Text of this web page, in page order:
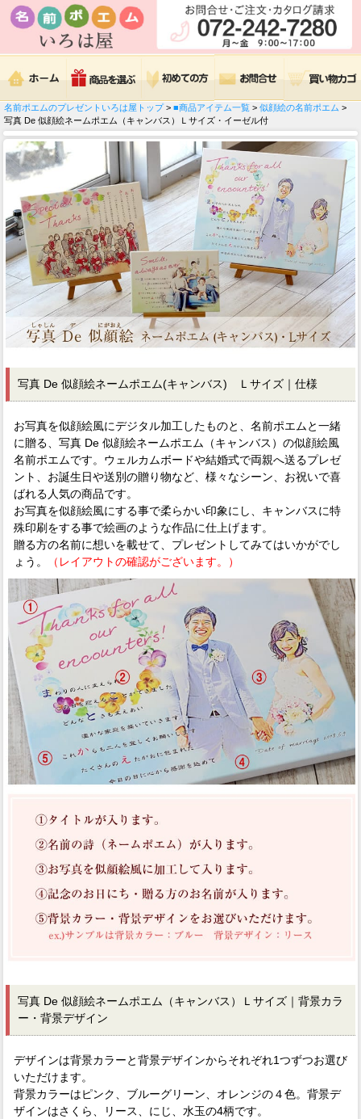
名前ポエムのプレゼントいろは屋トップ> ■商品アイテム一覧 > 似顔絵の名前ポエム >
写真 De 似顔絵ネームポエム（キャンバス）Ｌサイズ・イーゼル付
写真 De 似顔絵ネームポエム(キャンバス) Ｌサイズ｜仕様
お写真を似顔絵風にデジタル加工したものと、名前ポエムと一緒
に贈る、写真 De 似顔絵ネームポエム（キャンバス）の似顔絵風
名前ポエムです。ウェルカムボードや結婚式で両親へ送るプレゼ
ント、お誕生日や送別の贈り物など、様々なシーン、お祝いで喜
ばれる人気の商品です。
お写真を似顔絵風にする事で柔らかい印象にし、キャンバスに特
殊印刷をする事で絵画のような作品に仕上げます。
贈る方の名前に想いを載せて、プレゼントしてみてはいかがでし
ょう。
（レイアウトの確認がございます。）
写真 De 似顔絵ネームポエム（キャンバス）Ｌサイズ｜背景カラ
ー・背景デザイン
デザインは背景カラーと背景デザインからそれぞれ1つずつお選び
いただけます。
背景カラーはピンク、ブルーグリーン、オレンジの４色。背景デ
ザインはさくら、リース、にじ、水玉の4柄です。